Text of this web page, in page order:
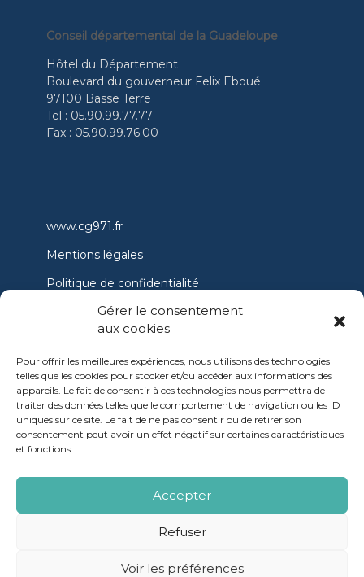
Conseil départemental de la Guadeloupe
Hôtel du Département
Boulevard du gouverneur Felix Eboué
97100 Basse Terre
Tel : 05.90.99.77.77
Fax : 05.90.99.76.00
www.cg971.fr
Mentions légales
Politique de confidentialité
Conditions générales d’utilisation
Accessibilité
Nous contacter
subventions édité par laSociété Lanteas
Gérer le consentement
aux cookies
Pour offrir les meilleures expériences, nous utilisons des technologies
telles que les cookies pour stocker et/ou accéder aux informations des
appareils. Le fait de consentir à ces technologies nous permettra de
traiter des données telles que le comportement de navigation ou les ID
uniques sur ce site. Le fait de ne pas consentir ou de retirer son
consentement peut avoir un effet négatif sur certaines caractéristiques
et fonctions.
Accepter
Refuser
Voir les préférences